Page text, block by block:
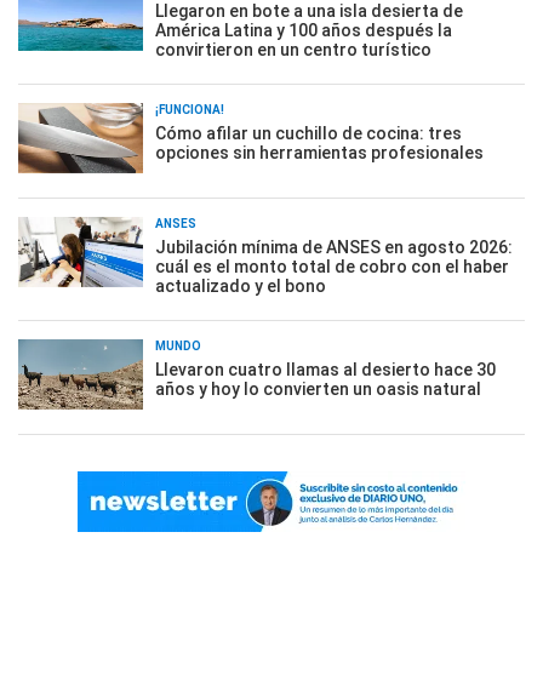
Llegaron en bote a una isla desierta de
América Latina y 100 años después la
convirtieron en un centro turístico
¡FUNCIONA!
Cómo afilar un cuchillo de cocina: tres
opciones sin herramientas profesionales
ANSES
Jubilación mínima de ANSES en agosto 2026:
cuál es el monto total de cobro con el haber
actualizado y el bono
MUNDO
Llevaron cuatro llamas al desierto hace 30
años y hoy lo convierten un oasis natural